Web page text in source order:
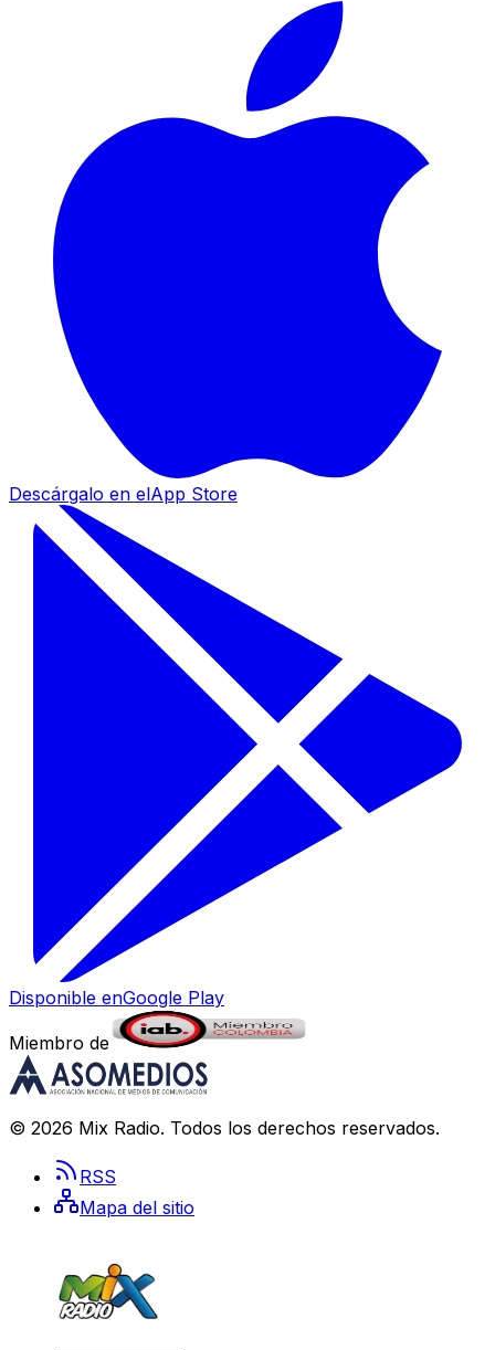
Descárgalo en elApp Store
Disponible enGoogle Play
Miembro de
© 2026 Mix Radio. Todos los derechos reservados.
RSS
Mapa del sitio